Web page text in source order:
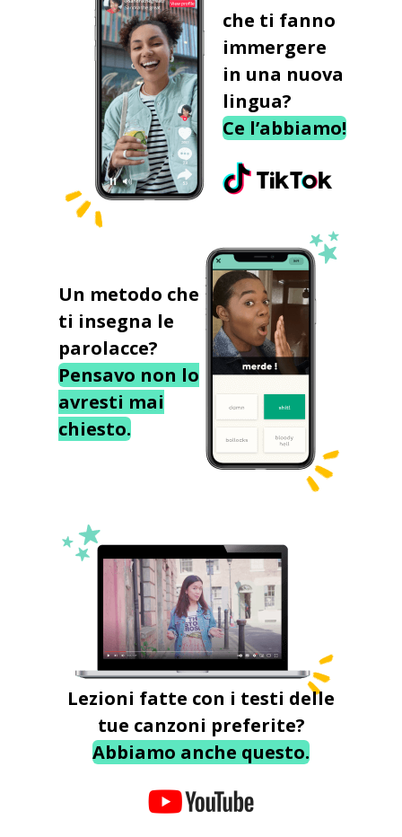
che ti fanno
immergere
in una nuova
lingua?
Ce l’abbiamo!
Un metodo che
ti insegna le
parolacce?
Pensavo non lo
avresti mai
chiesto.
Lezioni fatte con i testi delle
tue canzoni preferite?
Abbiamo anche questo.